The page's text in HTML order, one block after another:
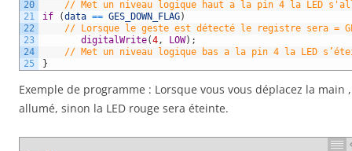
20
21
22
23
24
25
// Met un niveau logique haut a la pin 4 la LED
if
(data == GES_DOWN_FLAG)
// Lorsque le geste est détecté le registre sera =
digitalWrite(4, LOW) ;
// Met un niveau logique bas a la pin 4 la LED
}
Exemple de programme : Lorsque vous vous déplacez la main
allumé, sinon la LED rouge sera éteinte.